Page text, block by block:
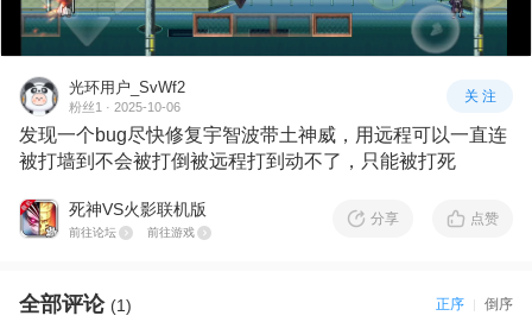
光环用户_SvWf2
粉丝1 · 2025-10-06
关 注
发现一个bug尽快修复宇智波带土神威，用远程可以一直连
被打墙到不会被打倒被远程打到动不了，只能被打死
死神VS火影联机版
前往论坛 前往游戏
分享 点赞
全部评论 (1) 正序 倒序